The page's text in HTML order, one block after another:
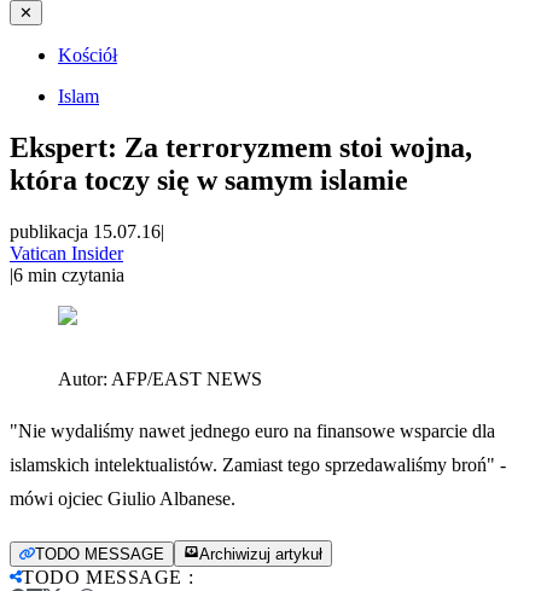
✕
Kościół
Islam
Ekspert: Za terroryzmem stoi wojna,
która toczy się w samym islamie
publikacja 15.07.16|
Vatican Insider
|6 min czytania
Autor: AFP/EAST NEWS
"Nie wydaliśmy nawet jednego euro na finansowe wsparcie dla
islamskich intelektualistów. Zamiast tego sprzedawaliśmy broń" -
mówi ojciec Giulio Albanese.
TODO MESSAGE Archiwizuj artykuł
TODO MESSAGE :